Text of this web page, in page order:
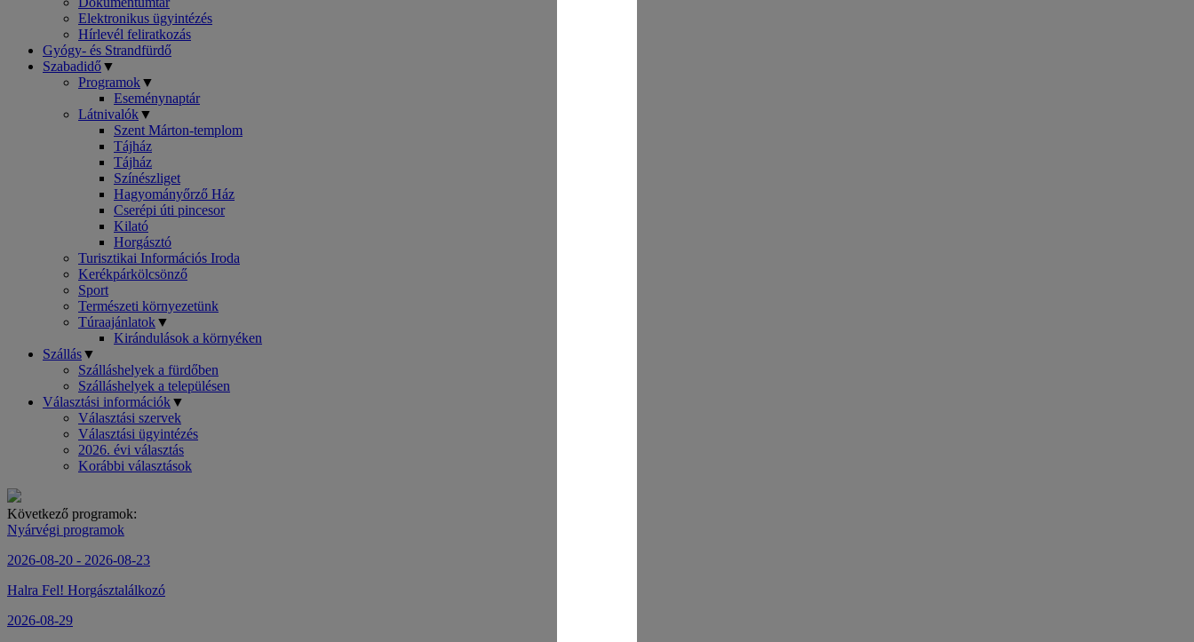
Elektronikus ügyintézés
Hírlevél feliratkozás
Gyógy- és Strandfürdő
Szabadidő▼
Programok▼
Eseménynaptár
Látnivalók▼
Szent Márton-templom
Tájház
Tájház
Színészliget
Hagyományőrző Ház
Cserépi úti pincesor
Kilató
Horgásztó
Turisztikai Információs Iroda
Kerékpárkölcsönző
Sport
Természeti környezetünk
Túraajánlatok▼
Kirándulások a környéken
Szállás▼
Szálláshelyek a fürdőben
Szálláshelyek a településen
Választási információk▼
Választási szervek
Választási ügyintézés
2026. évi választás
Korábbi választások
Következő programok:
Nyárvégi programok
2026-08-20 - 2026-08-23
Halra Fel! Horgásztalálkozó
2026-08-29